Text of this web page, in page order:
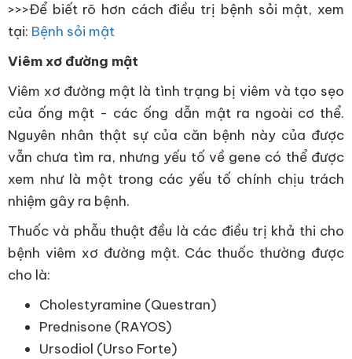
>>>Để biết rõ hơn cách điều trị bệnh sỏi mật, xem
tại: Bệnh sỏi mật
Viêm xơ đường mật
Viêm xơ đường mật là tình trạng bị viêm và tạo sẹo
của ống mật - các ống dẫn mật ra ngoài cơ thể.
Nguyên nhân thật sự của căn bệnh này của được
vẫn chưa tìm ra, nhưng yếu tố về gene có thể được
xem như là một trong các yếu tố chính chịu trách
nhiệm gây ra bệnh.
Thuốc và phẫu thuật đều là các điều trị khả thi cho
bệnh viêm xơ đường mật. Các thuốc thường được
cho là:
Cholestyramine (Questran)
Prednisone (RAYOS)
Ursodiol (Urso Forte)